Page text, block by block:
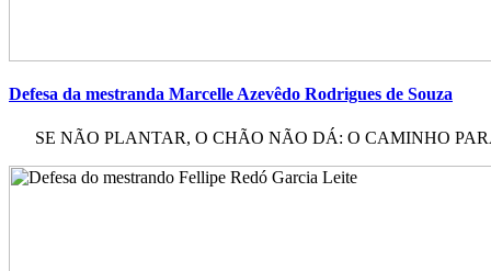
Defesa da mestranda Marcelle Azevêdo Rodrigues de Souza
SE NÃO PLANTAR, O CHÃO NÃO DÁ: O CAMINHO